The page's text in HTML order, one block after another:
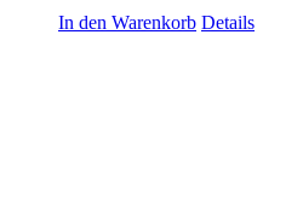
In den Warenkorb Details